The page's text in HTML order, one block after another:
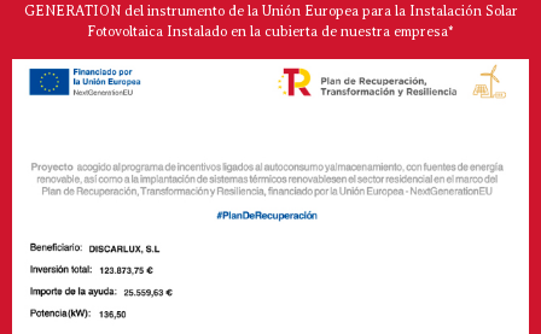
GENERATION del instrumento de la Unión Europea para la Instalación Solar
Fotovoltaica Instalado en la cubierta de nuestra empresa*